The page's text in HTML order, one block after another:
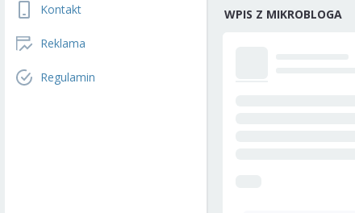
Kontakt
Reklama
Regulamin
WPIS Z MIKROBLOGA